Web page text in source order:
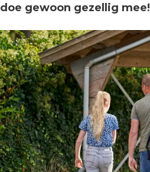
doe gewoon gezellig mee!